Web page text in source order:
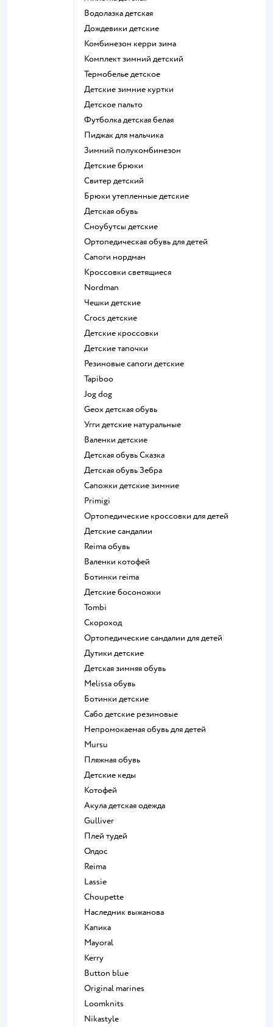
Водолазка детская
Дождевики детские
Комбинезон керри зима
Комплект зимний детский
Термобелье детское
Детские зимние куртки
Детское пальто
Футболка детская белая
Пиджак для мальчика
Зимний полукомбинезон
Детские брюки
Свитер детский
Брюки утепленные детские
Детская обувь
Сноубутсы детские
Ортопедическая обувь для детей
Сапоги нордман
Кроссовки светящиеся
Nordman
Чешки детские
Crocs детские
Детские кроссовки
Детские тапочки
Резиновые сапоги детские
Tapiboo
Jog dog
Geox детская обувь
Угги детские натуральные
Валенки детские
Детская обувь Сказка
Детская обувь Зебра
Сапожки детские зимние
Primigi
Ортопедические кроссовки для детей
Детские сандалии
Reima обувь
Валенки котофей
Ботинки reima
Детские босоножки
Tombi
Скороход
Ортопедические сандалии для детей
Дутики детские
Детская зимняя обувь
Melissa обувь
Ботинки детские
Сабо детские резиновые
Непромокаемая обувь для детей
Mursu
Пляжная обувь
Детские кеды
Котофей
Акула детская одежда
Gulliver
Плей тудей
Олдос
Reima
Lassie
Choupette
Наследник выжанова
Капика
Mayoral
Kerry
Button blue
Original marines
Loomknits
Nikastyle